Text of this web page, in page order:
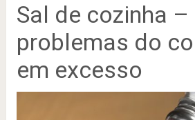
Sal de cozinha –
problemas do
em excesso